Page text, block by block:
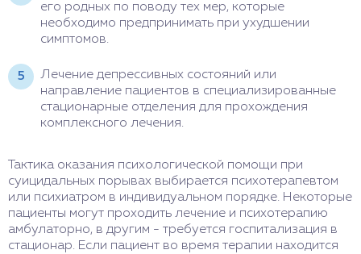
его родных по поводу тех мер, которые
необходимо предпринимать при ухудшении
симптомов.
Лечение депрессивных состояний или
направление пациентов в специализированные
стационарные отделения для прохождения
комплексного лечения.
Тактика оказания психологической помощи при
суицидальных порывах выбирается психотерапевтом
или психиатром в индивидуальном порядке. Некоторые
пациенты могут проходить лечение и психотерапию
амбулаторно, в другим - требуется госпитализация в
стационар. Если пациент во время терапии находится